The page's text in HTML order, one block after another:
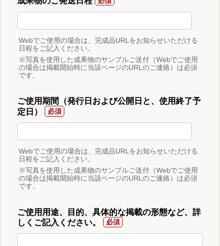
Webでご使用の場合は、完成品URLをお知らせいただける
日程をご記入ください。
※写真を使用した成果物のサンプルご送付（Webでご使用
の場合は掲載開始時に当該ページのURLのご連絡）は必須
です。
ご使用期間（発行日および公開日と、使用終了予
定日）
Webでご使用の場合は、完成品URLをお知らせいただける
日程をご記入ください。
※写真を使用した成果物のサンプルご送付（Webでご使用
の場合は掲載開始時に当該ページのURLのご連絡）は必須
です。
ご使用用途、目的、具体的な掲載の形態など、詳
しくご記入ください。